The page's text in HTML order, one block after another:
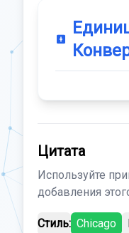
Цитата
Используйте
добавления
Стиль: Chicago